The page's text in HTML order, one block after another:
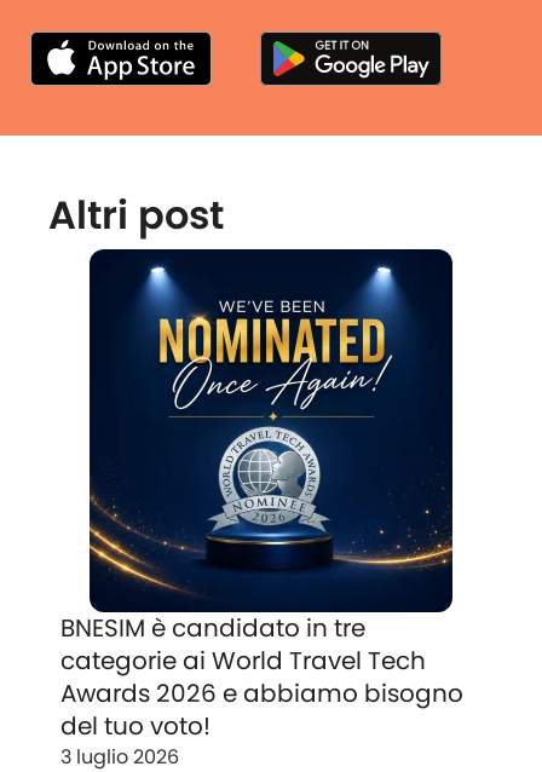
Altri post
BNESIM è candidato in tre
categorie ai World Travel Tech
Awards 2026 e abbiamo bisogno
del tuo voto!
3 luglio 2026